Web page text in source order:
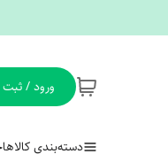
ورود / ثبت
دسته‌بندی کالاها